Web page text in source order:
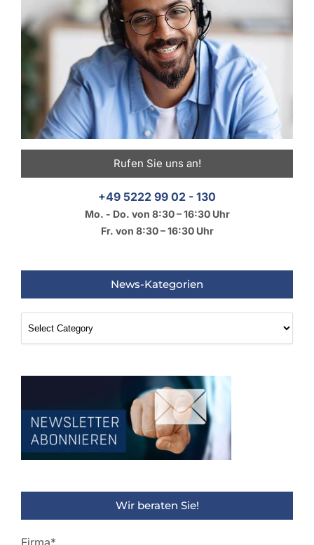
Rufen Sie uns an!
+49 5222 99 02 - 130
Mo. - Do. von 8:30 – 16:30 Uhr
Fr. von 8:30 – 16:30 Uhr
News-Kategorien
News-
Kategorien
Wir beraten Sie!
Firma*